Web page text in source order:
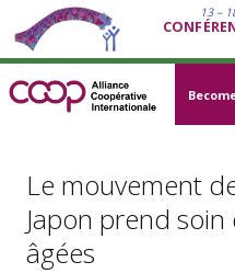
13 –
Le mouvement
Japon prend
âgées